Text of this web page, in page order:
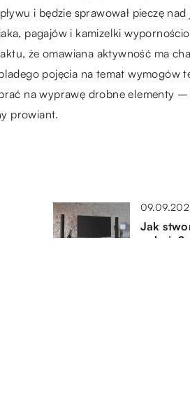
i będzie sprawował pieczę
pagajów i kamizelki
że omawiana aktywność ma
pojęcia na temat wymogów
na wyprawę drobne elementy –
prowiant.
Jak
pokoju?